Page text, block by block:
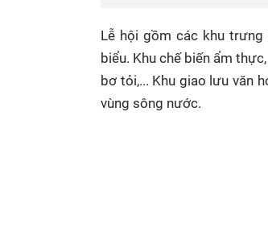
Lễ hội gồm các khu trưng
biểu. Khu chế biến ẩm thực
bơ tỏi,... Khu giao lưu văn
vùng sông nước.